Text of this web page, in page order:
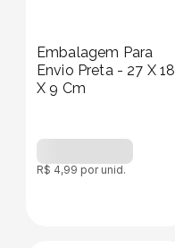
Embalagem Para
Envio Preta - 27 X 18
X 9 Cm
R$ 4,99 por unid.